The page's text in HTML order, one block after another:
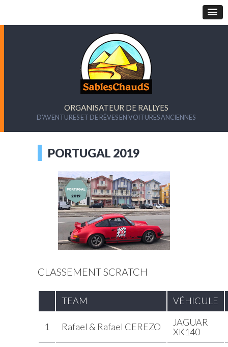
ORGANISATEUR DE RALLYES
D’AVENTURES ET DE RÊVES EN VOITURES ANCIENNES
PORTUGAL 2019
CLASSEMENT SCRATCH
TEAM VÉHICULE
1 Rafael & Rafael CEREZO
JAGUAR
XK140